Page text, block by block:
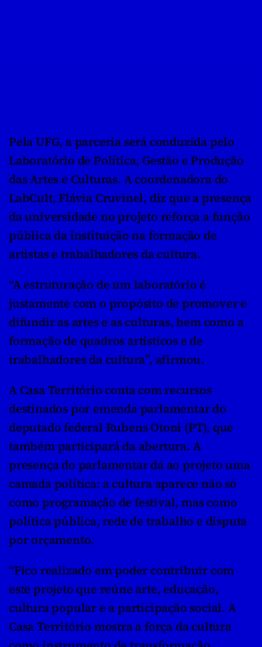
Pela UFG, a parceria será conduzida pelo
Laboratório de Política, Gestão e Produção
das Artes e Culturas. A coordenadora do
LabCult, Flávia Cruvinel, diz que a presença
da universidade no projeto reforça a função
pública da instituição na formação de
artistas e trabalhadores da cultura.
“A estruturação de um laboratório é
justamente com o propósito de promover e
difundir as artes e as culturas, bem como a
formação de quadros artísticos e de
trabalhadores da cultura”, afirmou.
A Casa Território conta com recursos
destinados por emenda parlamentar do
deputado federal Rubens Otoni (PT), que
também participará da abertura. A
presença do parlamentar dá ao projeto uma
camada política: a cultura aparece não só
como programação de festival, mas como
política pública, rede de trabalho e disputa
por orçamento.
“Fico realizado em poder contribuir com
este projeto que reúne arte, educação,
cultura popular e a participação social. A
Casa Território mostra a força da cultura